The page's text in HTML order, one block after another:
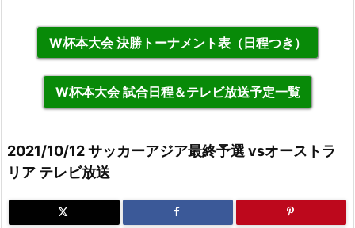
W杯本大会 決勝トーナメント表（日程つき）
W杯本大会 試合日程＆テレビ放送予定一覧
2021/10/12 サッカーアジア最終予選 vsオーストラ
リア テレビ放送